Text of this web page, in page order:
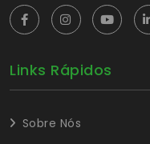
Links Rápidos
Sobre Nós